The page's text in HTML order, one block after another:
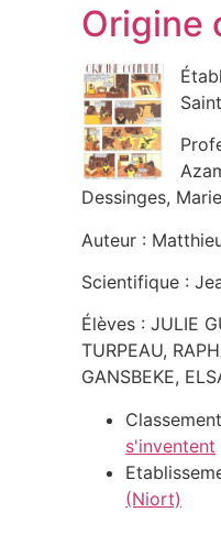
Origine
Dessinges,
Auteur :
Scientifique :
Élèves : JULIE
TURPEAU,
GANSBEKE,
s'inventent
(Niort)